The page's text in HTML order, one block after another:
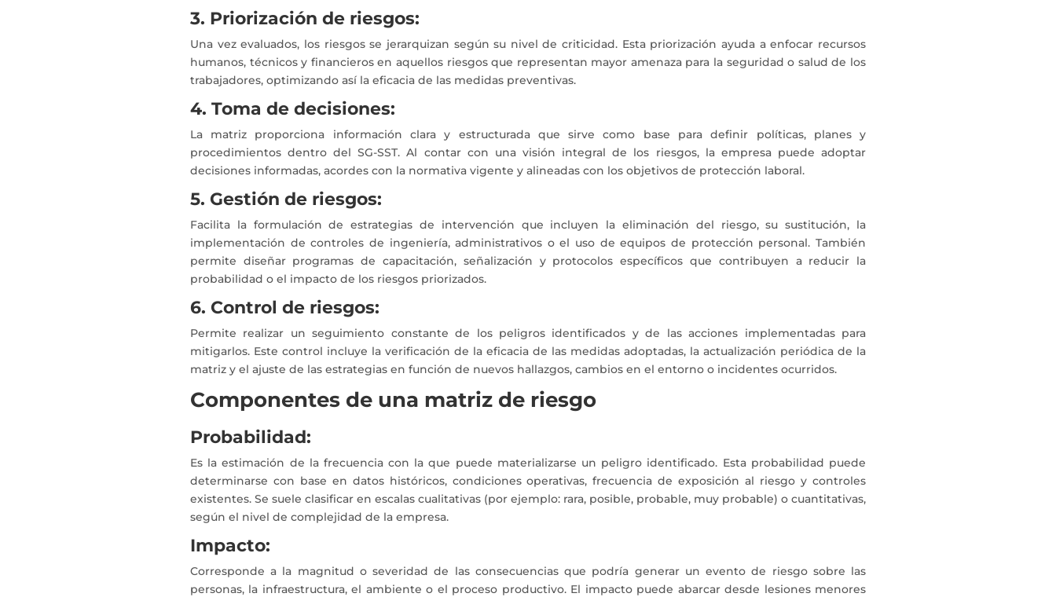
3. Priorización de riesgos:
Una vez evaluados, los riesgos se jerarquizan según su nivel de criticidad. Esta priorización ayuda a enfocar recursos
humanos, técnicos y financieros en aquellos riesgos que representan mayor amenaza para la seguridad o salud de los
trabajadores, optimizando así la eficacia de las medidas preventivas.
4. Toma de decisiones:
La matriz proporciona información clara y estructurada que sirve como base para definir políticas, planes y
procedimientos dentro del SG-SST. Al contar con una visión integral de los riesgos, la empresa puede adoptar
decisiones informadas, acordes con la normativa vigente y alineadas con los objetivos de protección laboral.
5. Gestión de riesgos:
Facilita la formulación de estrategias de intervención que incluyen la eliminación del riesgo, su sustitución, la
implementación de controles de ingeniería, administrativos o el uso de equipos de protección personal. También
permite diseñar programas de capacitación, señalización y protocolos específicos que contribuyen a reducir la
probabilidad o el impacto de los riesgos priorizados.
6. Control de riesgos:
Permite realizar un seguimiento constante de los peligros identificados y de las acciones implementadas para
mitigarlos. Este control incluye la verificación de la eficacia de las medidas adoptadas, la actualización periódica de la
matriz y el ajuste de las estrategias en función de nuevos hallazgos, cambios en el entorno o incidentes ocurridos.
Componentes de una matriz de riesgo
Probabilidad:
Es la estimación de la frecuencia con la que puede materializarse un peligro identificado. Esta probabilidad puede
determinarse con base en datos históricos, condiciones operativas, frecuencia de exposición al riesgo y controles
existentes. Se suele clasificar en escalas cualitativas (por ejemplo: rara, posible, probable, muy probable) o cuantitativas,
según el nivel de complejidad de la empresa.
Impacto:
Corresponde a la magnitud o severidad de las consecuencias que podría generar un evento de riesgo sobre las
personas, la infraestructura, el ambiente o el proceso productivo. El impacto puede abarcar desde lesiones menores